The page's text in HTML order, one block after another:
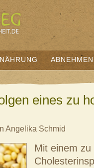
ABNEHMEN
eines zu
Angelika Schmid
Mit einem zu